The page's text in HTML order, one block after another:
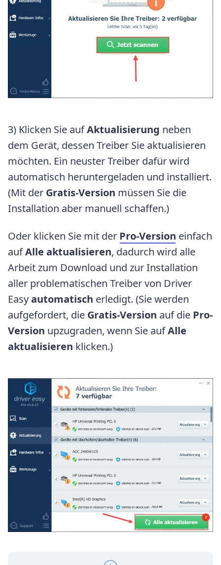
3) Klicken Sie aufAktualisierung neben
dem Gerät, dessen Treiber Sie aktualisieren
möchten. Ein neuster Treiber dafür wird
automatisch heruntergeladen und installiert.
(Mit der Gratis-Version müssen Sie die
Installation aber manuell schaffen.)
Oder klicken Sie mit der Pro-Version einfach
aufAlle aktualisieren, dadurch wird alle
Arbeit zum Download und zur Installation
aller problematischen Treiber von Driver
Easyautomatisch erledigt. (Sie werden
aufgefordert, die Gratis-Version auf die Pro-
Version upzugraden, wenn Sie aufAlle
aktualisieren klicken.)